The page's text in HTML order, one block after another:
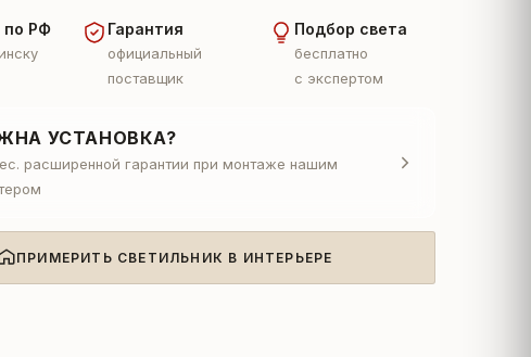
по РФ Гарантия
официальный
поставщик
Подбор света
бесплатно
с экспертом
УСТАНОВКА?
расширенной гарантии при монтаже нашим
ПРИМЕРИТЬ СВЕТИЛЬНИК В ИНТЕРЬЕРЕ